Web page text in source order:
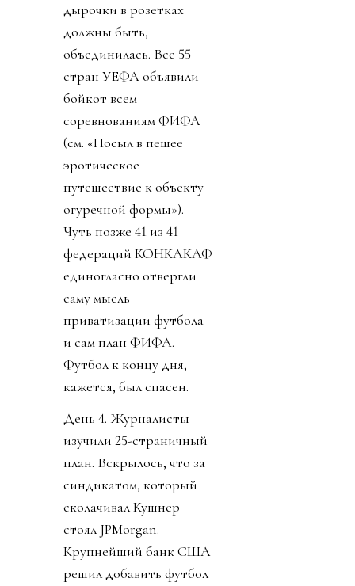
дырочки в розетках
должны быть,
объединилась. Все 55
стран УЕФА объявили
бойкот всем
соревнованиям ФИФА
(см. «Посыл в пешее
эротическое
путешествие к объекту
огуречной формы»).
Чуть позже 41 из 41
федераций КОНКАКАФ
единогласно отвергли
саму мысль
приватизации футбола
и сам план ФИФА.
Футбол к концу дня,
кажется, был спасен.
День 4. Журналисты
изучили 25-страничный
план. Вскрылось, что за
синдикатом, который
сколачивал Кушнер
стоял JPMorgan.
Крупнейший банк США
решил добавить футбол